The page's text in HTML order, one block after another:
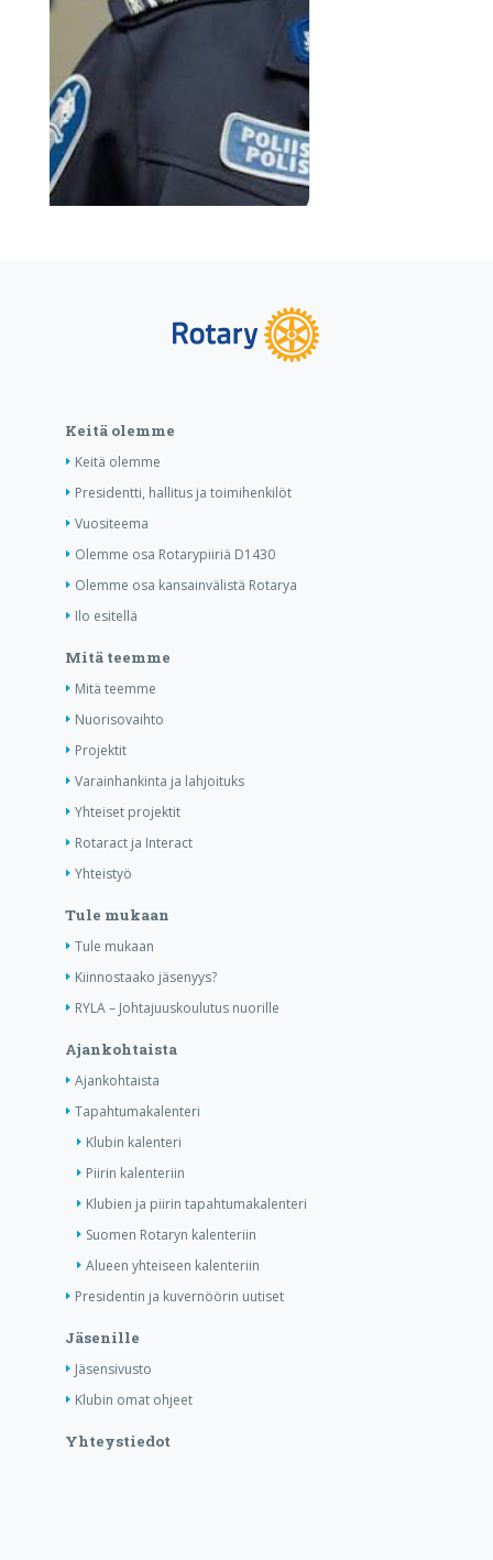
Keitä olemme
Keitä olemme
Presidentti, hallitus ja toimihenkilöt
Vuositeema
Olemme osa Rotarypiiriä D1430
Olemme osa kansainvälistä Rotarya
Ilo esitellä
Mitä teemme
Mitä teemme
Nuorisovaihto
Projektit
Varainhankinta ja lahjoituks
Yhteiset projektit
Rotaract ja Interact
Yhteistyö
Tule mukaan
Tule mukaan
Kiinnostaako jäsenyys?
RYLA – Johtajuuskoulutus nuorille
Ajankohtaista
Ajankohtaista
Tapahtumakalenteri
Klubin kalenteri
Piirin kalenteriin
Klubien ja piirin tapahtumakalenteri
Suomen Rotaryn kalenteriin
Alueen yhteiseen kalenteriin
Presidentin ja kuvernöörin uutiset
Jäsenille
Jäsensivusto
Klubin omat ohjeet
Yhteystiedot